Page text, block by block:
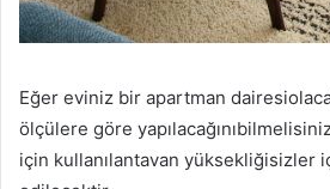
Eğer eviniz bir apartman
ölçülere göre
için kullanılantavan yüksekliğisizler